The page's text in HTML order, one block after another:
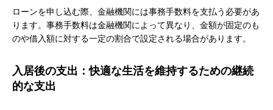
ローンを申し込む際、金融機関には事務手数料を支払う必要があ
ります。事務手数料は金融機関によって異なり、金額が固定のも
のや借入額に対する一定の割合で設定される場合があります。
入居後の支出：快適な生活を維持するための継続
的な支出